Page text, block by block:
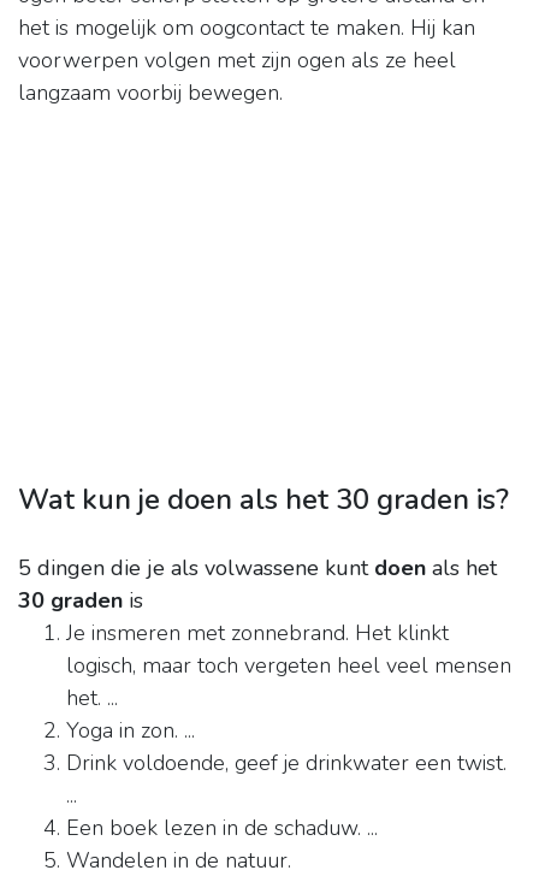
het is mogelijk om oogcontact te maken. Hij kan
voorwerpen volgen met zijn ogen als ze heel
langzaam voorbij bewegen.
Wat kun je doen als het 30 graden is?
5 dingen die je als volwassene kunt doen als het
30 graden is
Je insmeren met zonnebrand. Het klinkt
logisch, maar toch vergeten heel veel mensen
het. ...
Yoga in zon. ...
Drink voldoende, geef je drinkwater een twist.
...
Een boek lezen in de schaduw. ...
Wandelen in de natuur.